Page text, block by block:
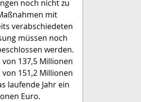
noch nicht zu
mit
verabschiedeten
müssen noch
werden.
137,5 Millionen
151,2 Millionen
laufende Jahr ein
Euro.